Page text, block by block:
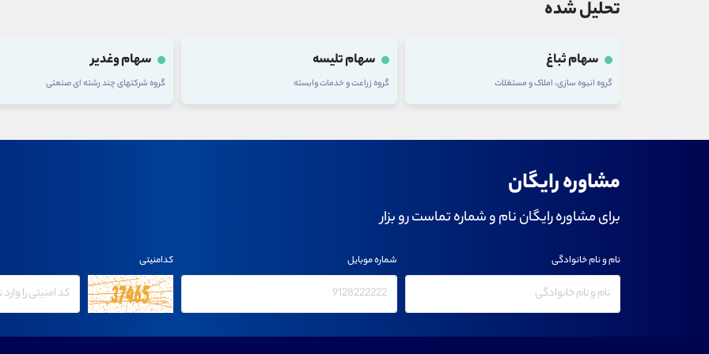
تحلیل شده
سهام تلیسه
گروه زراعت و خدمات وابسته
سهام وغدیر
گروه شرکتهای چند رشته ای صنعتی
سهام فولاد
گروه فلزات اساسی
مشاوره رایگان
برای مشاوره رایگان نام و شماره تماست رو بزار
نام و نام خانوادگی شماره موبایل کدامنیتی